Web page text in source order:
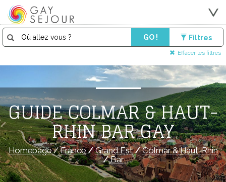
GO ! Filtres
Effacer les filtres
GUIDE COLMAR & HAUT-
RHIN BAR GAY
Homepage/France/Grand Est/Colmar & Haut-Rhin
/Bar